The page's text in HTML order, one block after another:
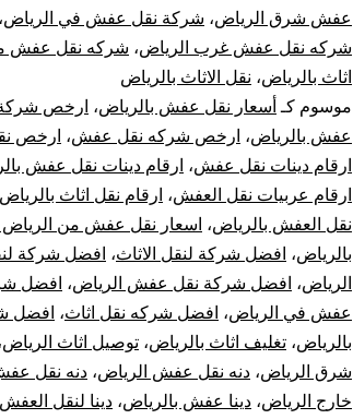
عفش شرق الرياض، شركة نقل عفش في الرياض،
شركه نقل عفش غرب الرياض، شركه نقل عفش
اثاث بالرياض، نقل الاثاث بالرياض
موسوم كـ أسعار نقل عفش بالرياض، ارخص شركة
عفش بالرياض، ارخص شركه نقل عفش، ارخص
ارقام دينات نقل عفش، ارقام دينات نقل عفش
ارقام عربيات نقل العفش، ارقام نقل اثاث بالرياض
نقل العفش بالرياض، اسعار نقل عفش من الرياض
بالرياض، افضل شركة لنقل الاثاث، افضل شركة
الرياض، افضل شركة نقل عفش الرياض، افضل
عفش في الرياض، افضل شركه نقل اثاث، افضل
بالرياض، تغليف اثاث بالرياض، توصيل اثاث الرياض
شرق الرياض، دنه نقل عفش الرياض، دنه نقل
خارج الرياض، دينا عفش بالرياض، دينا لنقل